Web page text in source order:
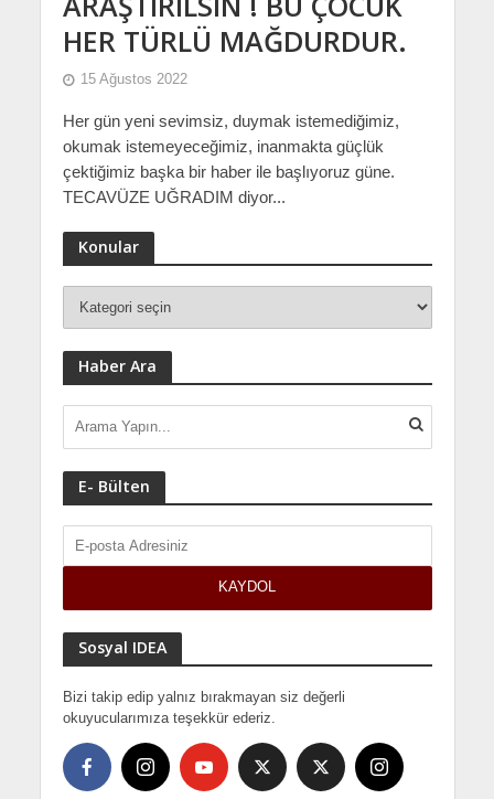
HER TÜRLÜ MAĞDURDUR.
15 Ağustos 2022
Her gün yeni sevimsiz, duymak istemediğimiz,
okumak istemeyeceğimiz, inanmakta güçlük
çektiğimiz başka bir haber ile başlıyoruz güne.
TECAVÜZE UĞRADIM diyor...
Konular
Haber Ara
E- Bülten
Sosyal IDEA
Bizi takip edip yalnız bırakmayan siz değerli
okuyucularımıza teşekkür ederiz.